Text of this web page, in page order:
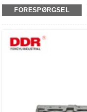
Topstykkerne har opnået
topstykke",
FORESPØRGSEL